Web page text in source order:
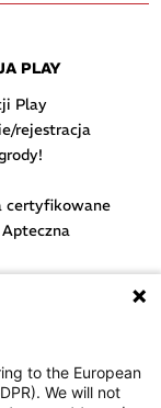
PLAY
Play
rejestracja
certyfikowane
to the European
We will not